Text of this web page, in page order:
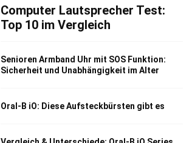
Computer Lautsprecher Test:
Top 10 im Vergleich
Senioren Armband Uhr mit SOS Funktion:
Sicherheit und Unabhängigkeit im Alter
Oral-B iO: Diese Aufsteckbürsten gibt es